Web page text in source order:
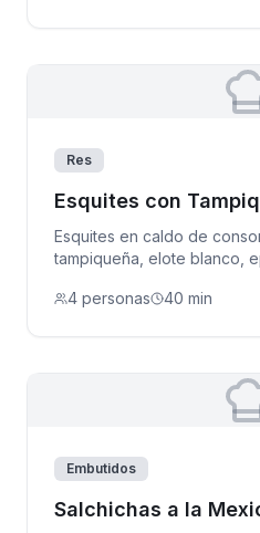
Res
Esquites con
Esquites en caldo de
tampiqueña, elote blanco,
4 personas 40 min
Embutidos
Salchichas a la